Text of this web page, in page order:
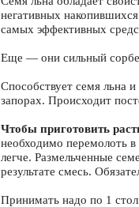
негативных
самых эффективных
Еще — они сильный
Способствует семя льна
запорах. Происходит
Чтобы приготовить
необходимо перемолоть
легче. Размельченные
результате смесь.
Принимать надо по 1